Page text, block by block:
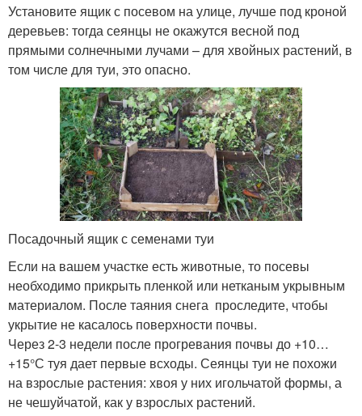
Установите ящик с посевом на улице, лучше под кроной
деревьев: тогда сеянцы не окажутся весной под
прямыми солнечными лучами – для хвойных растений, в
том числе для туи, это опасно.
Посадочный ящик с семенами туи
Если на вашем участке есть животные, то посевы
необходимо прикрыть пленкой или нетканым укрывным
материалом. После таяния снега проследите, чтобы
укрытие не касалось поверхности почвы.
Через 2-3 недели после прогревания почвы до +10…
+15°С туя дает первые всходы. Сеянцы туи не похожи
на взрослые растения: хвоя у них игольчатой формы, а
не чешуйчатой, как у взрослых растений.